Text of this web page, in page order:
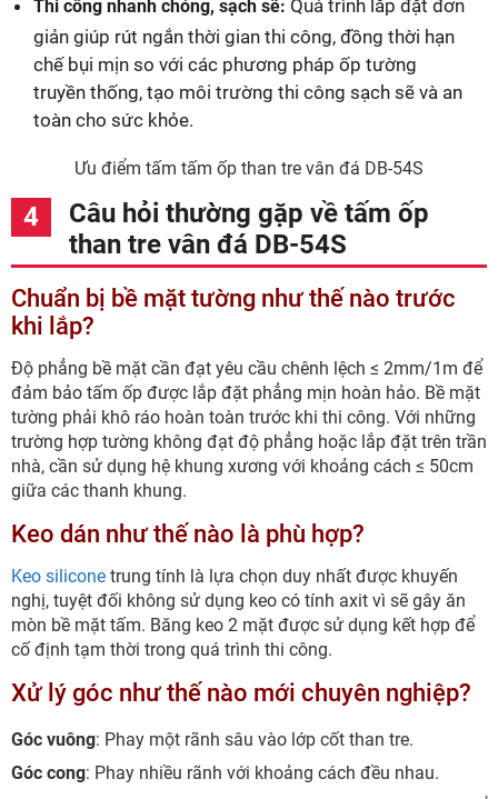
Thi công nhanh chóng, sạch sẽ: Quá trình lắp đặt đơn
giản giúp rút ngắn thời gian thi công, đồng thời hạn
chế bụi mịn so với các phương pháp ốp tường
truyền thống, tạo môi trường thi công sạch sẽ và an
toàn cho sức khỏe.
Ưu điểm tấm tấm ốp than tre vân đá DB-54S
Câu hỏi thường gặp về tấm ốp
than tre vân đá DB-54S
Chuẩn bị bề mặt tường như thế nào trước
khi lắp?
Độ phẳng bề mặt cần đạt yêu cầu chênh lệch ≤ 2mm/1m để
đảm bảo tấm ốp được lắp đặt phẳng mịn hoàn hảo. Bề mặt
tường phải khô ráo hoàn toàn trước khi thi công. Với những
trường hợp tường không đạt độ phẳng hoặc lắp đặt trên trần
nhà, cần sử dụng hệ khung xương với khoảng cách ≤ 50cm
giữa các thanh khung.
Keo dán như thế nào là phù hợp?
Keo silicone trung tính là lựa chọn duy nhất được khuyến
nghị, tuyệt đối không sử dụng keo có tính axit vì sẽ gây ăn
mòn bề mặt tấm. Băng keo 2 mặt được sử dụng kết hợp để
cố định tạm thời trong quá trình thi công.
Xử lý góc như thế nào mới chuyên nghiệp?
Góc vuông: Phay một rãnh sâu vào lớp cốt than tre.
Góc cong: Phay nhiều rãnh với khoảng cách đều nhau.